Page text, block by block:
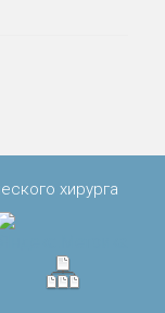
хирурга